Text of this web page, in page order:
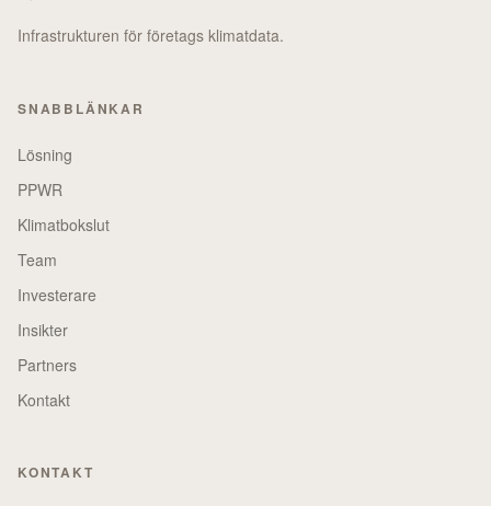
Infrastrukturen för företags klimatdata.
SNABBLÄNKAR
Lösning
PPWR
Klimatbokslut
Team
Investerare
Insikter
Partners
Kontakt
KONTAKT